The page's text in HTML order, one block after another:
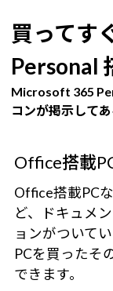
買ってす
Personal
Microsoft 365
コンが掲示して
Office搭載
Office搭載PC
ど、ドキュメ
ョンがついてい
PCを買ったそ
できます。